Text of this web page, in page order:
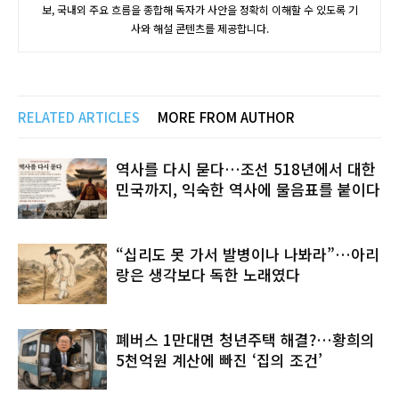
보, 국내외 주요 흐름을 종합해 독자가 사안을 정확히 이해할 수 있도록 기
사와 해설 콘텐츠를 제공합니다.
RELATED ARTICLES MORE FROM AUTHOR
역사를 다시 묻다…조선 518년에서 대한
민국까지, 익숙한 역사에 물음표를 붙이다
“십리도 못 가서 발병이나 나봐라”…아리
랑은 생각보다 독한 노래였다
폐버스 1만대면 청년주택 해결?…황희의
5천억원 계산에 빠진 ‘집의 조건’